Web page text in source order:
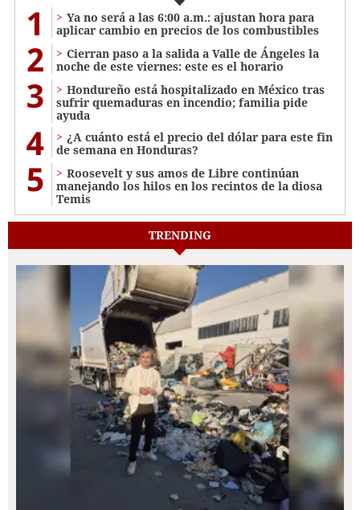
1
Ya no será a las 6:00 a.m.: ajustan hora para
aplicar cambio en precios de los combustibles
2
Cierran paso a la salida a Valle de Ángeles la
noche de este viernes: este es el horario
3
Hondureño está hospitalizado en México tras
sufrir quemaduras en incendio; familia pide
ayuda
4
¿A cuánto está el precio del dólar para este fin
de semana en Honduras?
5
Roosevelt y sus amos de Libre continúan
manejando los hilos en los recintos de la diosa
Temis
TRENDING